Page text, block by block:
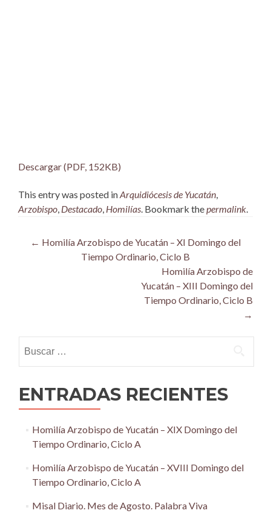
Descargar (PDF, 152KB)
This entry was posted inArquidiócesis de Yucatán
Arzobispo Destacado Homilías . Bookmark the permalink
Post
navigation
← Homilía Arzobispo de Yucatán – XI Domingo del
Tiempo Ordinario, Ciclo B
Homilía Arzobispo de
Yucatán – XIII Domingo del
Tiempo Ordinario, Ciclo B
→
ENTRADAS RECIENTES
Homilía Arzobispo de Yucatán – XIX Domingo del
Tiempo Ordinario, Ciclo A
Homilía Arzobispo de Yucatán – XVIII Domingo del
Tiempo Ordinario, Ciclo A
Misal Diario. Mes de Agosto. Palabra Viva